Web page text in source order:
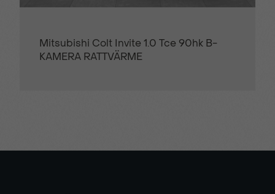
Mitsubishi Colt Invite 1.0 Tce 90hk B-
KAMERA RATTVÄRME